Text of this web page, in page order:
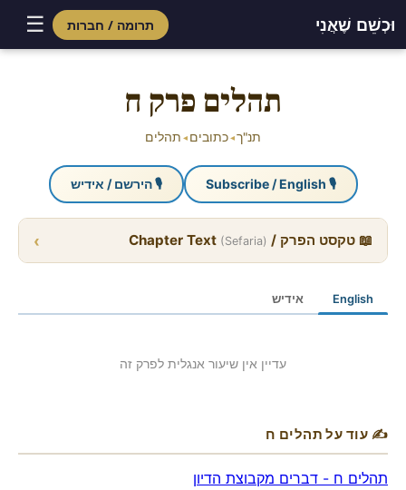
וּכְשֵׁם שֶׁאֲנִי תרומה / חברות ☰
תהלים פרק ח
תנ"ך◂כתובים ◂ תהלים
🎙 Subscribe / English 🎙 הירשם / אידיש
📖 טקסט הפרק / Chapter Text (Sefaria)
›
English אידיש
עדיין אין שיעור אנגלית לפרק זה
✍ עוד על תהלים ח
תהלים ח - דברים מקבוצת הדיון